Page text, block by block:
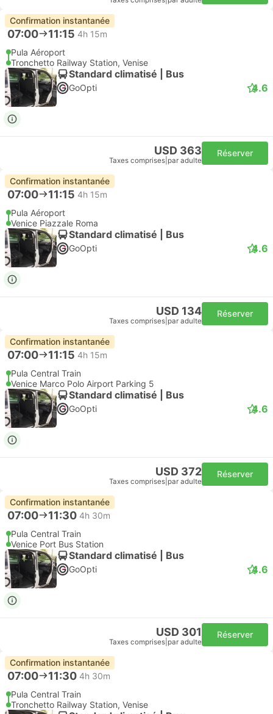
Confirmation instantanée
07:00 11:15 4h 15m
Pula Aéroport
Tronchetto Railway Station, Venise
Standard climatisé | Bus
GoOpti 4.6
USD 363
Taxes comprises par adulte
Réserver
Confirmation instantanée
07:00 11:15 4h 15m
Pula Aéroport
Venice Piazzale Roma
Standard climatisé | Bus
GoOpti 4.6
USD 134
Taxes comprises par adulte
Réserver
Confirmation instantanée
07:00 11:15 4h 15m
Pula Central Train
Venice Marco Polo Airport Parking 5
Standard climatisé | Bus
GoOpti 4.6
USD 372
Taxes comprises par adulte
Réserver
Confirmation instantanée
07:00 11:30 4h 30m
Pula Central Train
Venice Port Bus Station
Standard climatisé | Bus
GoOpti 4.6
USD 301
Taxes comprises par adulte
Réserver
Confirmation instantanée
07:00 11:30 4h 30m
Pula Central Train
Tronchetto Railway Station, Venise